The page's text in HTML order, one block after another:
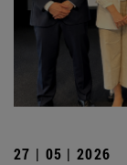
27 | 05 | 2026